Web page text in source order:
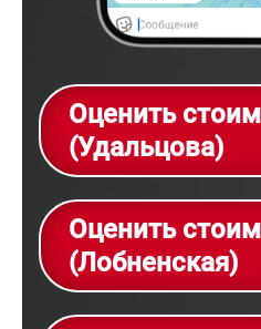
Оценить
(Удальцова)
Оценить
(Лобненская)